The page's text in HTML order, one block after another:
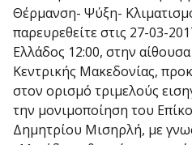
Θέρμανση- Ψύξη-
παρευρεθείτε στις 27-03-
Ελλάδος 12:00, στην
Κεντρικής Μακεδονίας,
στον ορισμό τριμελούς
την μονιμοποίηση του
Δημητρίου Μισηρλή, με